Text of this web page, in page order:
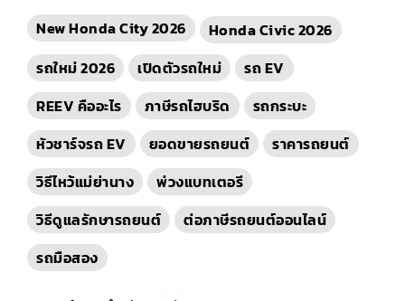
New Honda City 2026
Honda Civic 2026
รถใหม่ 2026
เปิดตัวรถใหม่
รถ EV
REEV คืออะไร
ภาษีรถไฮบริด
รถกระบะ
หัวชาร์จรถ EV
ยอดขายรถยนต์
ราคารถยนต์
วิธีไหว้แม่ย่านาง
พ่วงแบทเตอรี
วิธีดูแลรักษารถยนต์
ต่อภาษีรถยนต์ออนไลน์
รถมือสอง